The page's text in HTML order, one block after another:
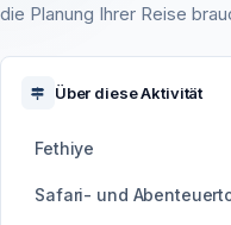
die Planung Ihrer Reise
Über diese Aktivität
Fethiye
Safari- und